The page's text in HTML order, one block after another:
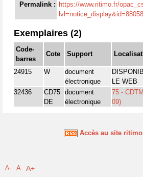
Permalink : https://www.ritimo.fr/
lvl=notice_display&id=88058
Exemplaires (2)
Code-
barres
Cote Support
24915 W
document
électronique
LE WEB
32436
CD75
DE
document
électronique
75 -
09)
Accès au site ritimo
A- A A+